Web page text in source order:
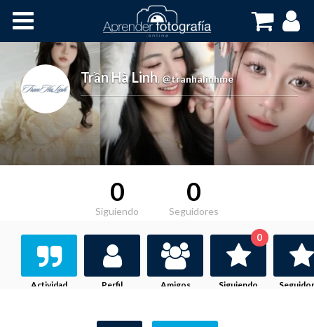
Cursos OnLine
Trần Hà Linh, @tranhalinhme
0
Siguiendo
0
Seguidores
Actividad Perfil Amigos Siguiendo
0